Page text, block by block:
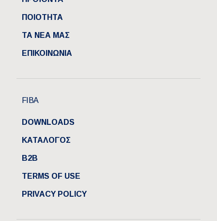
ΠΟΙΟΤΗΤΑ
ΤΑ ΝΕΑ ΜΑΣ
ΕΠΙΚΟΙΝΩΝΙΑ
FIBA
DOWNLOADS
ΚΑΤΑΛΟΓΟΣ
B2B
TERMS OF USE
PRIVACY POLICY